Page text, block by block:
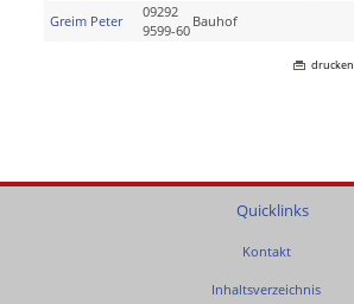
Greim Peter
09292
9599-60
Bauhof
drucken
Quicklinks
Kontakt
Inhaltsverzeichnis